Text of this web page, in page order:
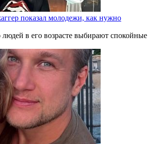
показал молодежи, как нужно
в его возрасте выбирают спокойные